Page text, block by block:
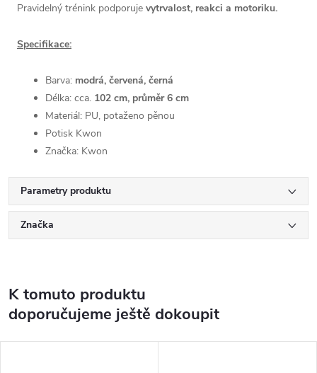
Pravidelný trénink podporuje vytrvalost, reakci a motoriku.
Specifikace:
Barva: modrá, červená, černá
Délka: cca. 102 cm, průměr 6 cm
Materiál: PU, potaženo pěnou
Potisk Kwon
Značka: Kwon
Parametry produktu
Značka
K tomuto produktu
doporučujeme ještě dokoupit